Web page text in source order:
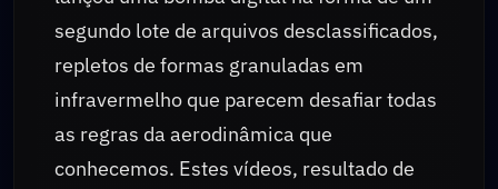
segundo lote de arquivos desclassificados,
repletos de formas granuladas em
infravermelho que parecem desafiar todas
as regras da aerodinâmica que
conhecemos. Estes vídeos, resultado de